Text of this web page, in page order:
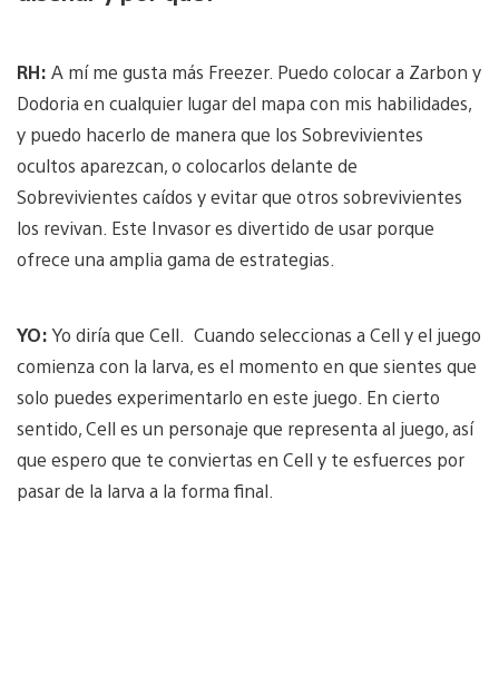
RH: A mí me gusta más Freezer. Puedo colocar a Zarbon y
Dodoria en cualquier lugar del mapa con mis habilidades,
y puedo hacerlo de manera que los Sobrevivientes
ocultos aparezcan, o colocarlos delante de
Sobrevivientes caídos y evitar que otros sobrevivientes
los revivan. Este Invasor es divertido de usar porque
ofrece una amplia gama de estrategias.
YO:Yo diría que Cell. Cuando seleccionas a Cell y el juego
comienza con la larva, es el momento en que sientes que
solo puedes experimentarlo en este juego. En cierto
sentido, Cell es un personaje que representa al juego, así
que espero que te conviertas en Cell y te esfuerces por
pasar de la larva a la forma final.